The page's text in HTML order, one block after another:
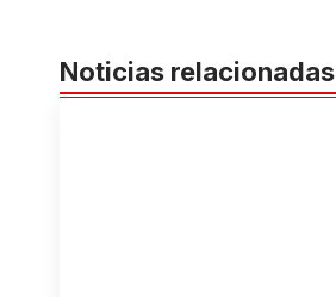
Noticias relacionadas